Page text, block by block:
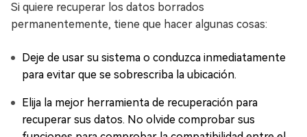
Si quiere recuperar los datos borrados
permanentemente, tiene que hacer algunas cosas:
Deje de usar su sistema o conduzca inmediatamente
para evitar que se sobrescriba la ubicación.
Elija la mejor herramienta de recuperación para
recuperar sus datos. No olvide comprobar sus